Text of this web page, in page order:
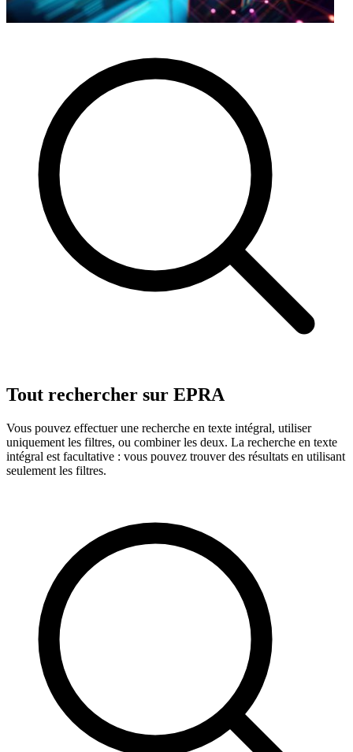
Tout rechercher sur EPRA
Vous pouvez effectuer une recherche en texte intégral, utiliser
uniquement les filtres, ou combiner les deux. La recherche en texte
intégral est facultative : vous pouvez trouver des résultats en utilisant
seulement les filtres.